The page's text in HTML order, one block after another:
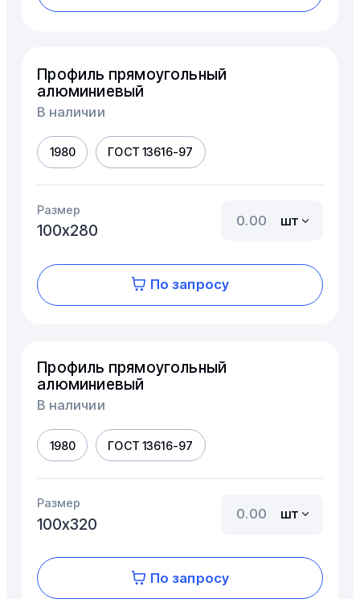
Профиль прямоугольный
алюминиевый
В наличии
1980 ГОСТ 13616-97
Размер
100х280
шт
По запросу
Профиль прямоугольный
алюминиевый
В наличии
1980 ГОСТ 13616-97
Размер
100х320
шт
По запросу